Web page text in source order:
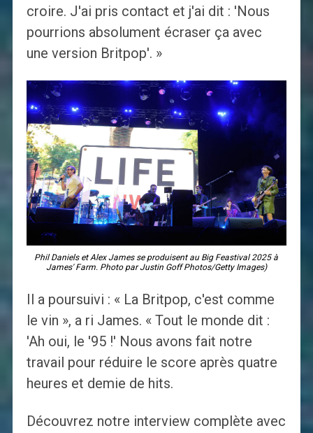
croire. J'ai pris contact et j'ai dit : 'Nous
pourrions absolument écraser ça avec
une version Britpop'. »
Phil Daniels et Alex James se produisent au Big Feastival 2025 à
James' Farm. Photo par Justin Goff Photos/Getty Images)
Il a poursuivi : « La Britpop, c'est comme
le vin », a ri James. « Tout le monde dit :
'Ah oui, le '95 !' Nous avons fait notre
travail pour réduire le score après quatre
heures et demie de hits.
Découvrez notre interview complète avec